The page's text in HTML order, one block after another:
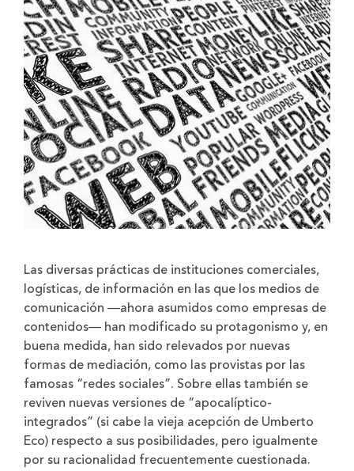
Las diversas prácticas de instituciones comerciales,
logísticas, de información en las que los medios de
comunicación —ahora asumidos como empresas de
contenidos— han modificado su protagonismo y, en
buena medida, han sido relevados por nuevas
formas de mediación, como las provistas por las
famosas “redes sociales”. Sobre ellas también se
reviven nuevas versiones de “apocalíptico-
integrados” (si cabe la vieja acepción de Umberto
Eco) respecto a sus posibilidades, pero igualmente
por su racionalidad frecuentemente cuestionada.